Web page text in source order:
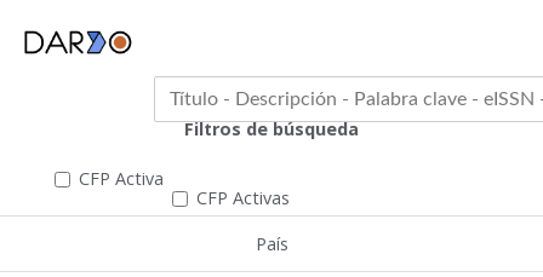
CFP Activas
Filtros de búsqueda
CFP Activa
País